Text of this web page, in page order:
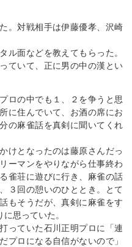
。対戦相手は伊藤優孝、沢崎
ル面などを教えてもらった。
ていて、正に男の中の漢とい
ロの中でも１、２を争うと思
に住んでいて、お酒の席にお
の麻雀話を真剣に聞いてくれ
けとなったのは藤原さんだっ
ーマンをやりながら仕事終わ
雀荘に遊びに行き、麻雀の話
３回の憩いのひととき。とて
もそうだが、真剣に麻雀をす
思っていた。
っていた石川正明プロに「連
プロになる自信がないので」